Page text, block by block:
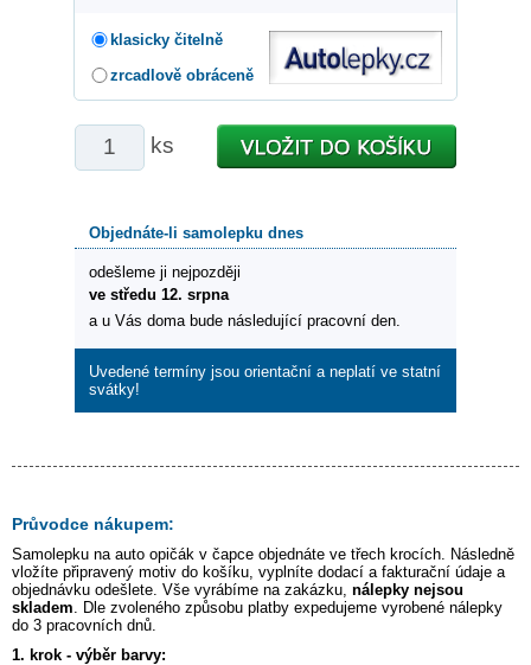
klasicky čitelně
zrcadlově obráceně
ks
Objednáte-li samolepku dnes
odešleme ji nejpozději
ve středu 12. srpna
a u Vás doma bude následující pracovní den.
Uvedené termíny jsou orientační a neplatí ve statní
svátky!
Průvodce nákupem:
Samolepku na auto opičák v čapce objednáte ve třech krocích. Následně
vložíte připravený motiv do košíku, vyplníte dodací a fakturační údaje a
objednávku odešlete. Vše vyrábíme na zakázku, nálepky nejsou
skladem. Dle zvoleného způsobu platby expedujeme vyrobené nálepky
do 3 pracovních dnů.
1. krok - výběr barvy: